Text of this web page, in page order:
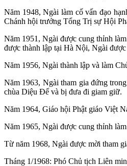
Năm 1948, Ngài làm cố vấn đạo
Chánh hội trưởng Tổng Trị sự Hội
Năm 1951, Ngài được cung thỉnh
được thành lập tại Hà Nội, Ngài
Năm 1956, Ngài thành lập và làm
Năm 1963, Ngài tham gia đứng
chùa Diệu Đế và bị đưa đi giam giữ.
Năm 1964, Giáo hội Phật giáo Việt
Năm 1965, Ngài được cung thỉnh
Từ năm 1968, Ngài được mời tham
Tháng 1/1968: Phó Chủ tịch Liên